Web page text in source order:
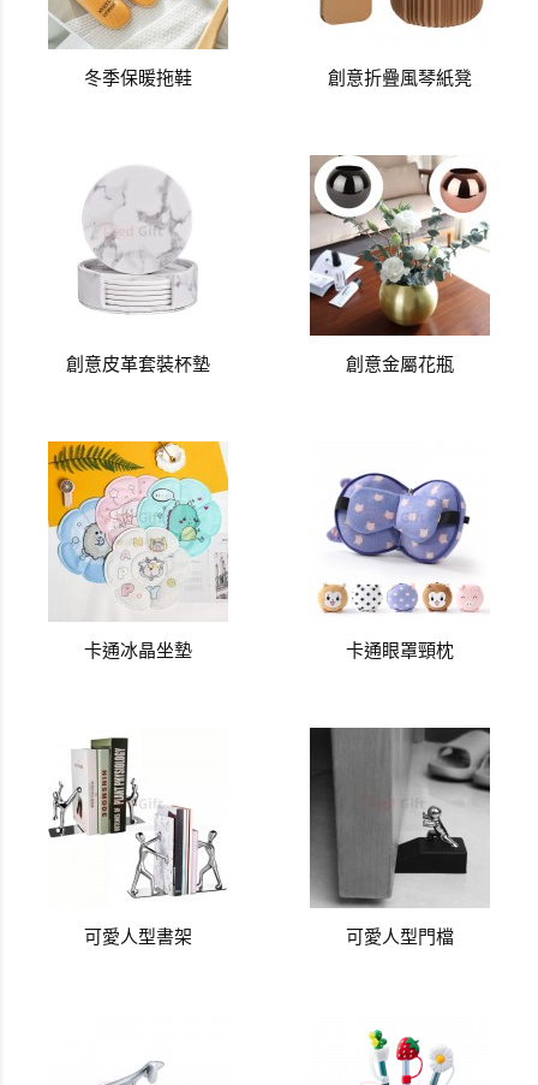
冬季保暖拖鞋 創意折疊風琴紙凳
創意皮革套裝杯墊 創意金屬花瓶
卡通冰晶坐墊 卡通眼罩頸枕
可愛人型書架 可愛人型門檔